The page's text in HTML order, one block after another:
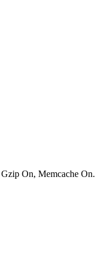
On, Memcache On.